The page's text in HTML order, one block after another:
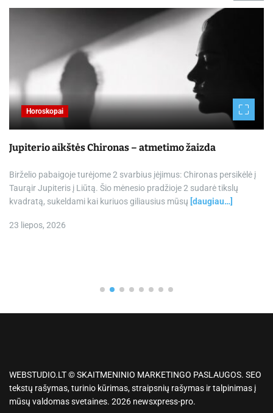
Horoskopai
Jupiterio aikštės Chironas – atmetimo žaizda
Birželio pabaigoje turėjome 2 svarbius įėjimus: Chironas persikėlė į
Taurąir Jupiteris į Liūtą. Šio mėnesio pradžioje 2 sudarė tikslų
kvadratą, sukeldami kai kuriuos giliausius mūsų [daugiau…]
23 liepos, 2026
WEBSTUDIO.LT © SKAITMENINIO MARKETINGO PASLAUGOS. SEO
tekstų rašymas, turinio kūrimas, straipsnių rašymas ir talpinimas į
mūsų valdomas svetaines. 2026 newsxpress-pro.